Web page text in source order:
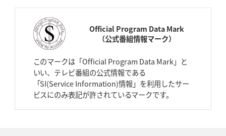
Official Program Data Mark
（公式番組情報マーク）
このマークは「Official Program Data Mark」と
いい、テレビ番組の公式情報である
「SI(Service Information)情報」を利用したサー
ビスにのみ表記が許されているマークです。